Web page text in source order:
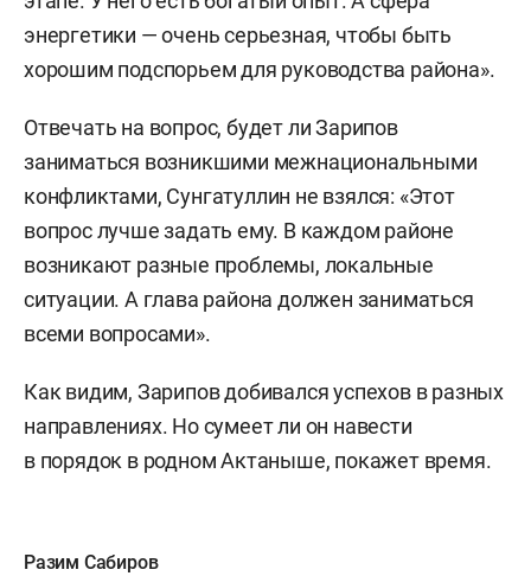
энергетики — очень серьезная, чтобы быть
хорошим подспорьем для руководства района».
Отвечать на вопрос, будет ли Зарипов
заниматься возникшими межнациональными
конфликтами, Сунгатуллин не взялся: «Этот
вопрос лучше задать ему. В каждом районе
возникают разные проблемы, локальные
ситуации. А глава района должен заниматься
всеми вопросами».
Как видим, Зарипов добивался успехов в разных
направлениях. Но сумеет ли он навести
в порядок в родном Актаныше, покажет время.
Разим Сабиров